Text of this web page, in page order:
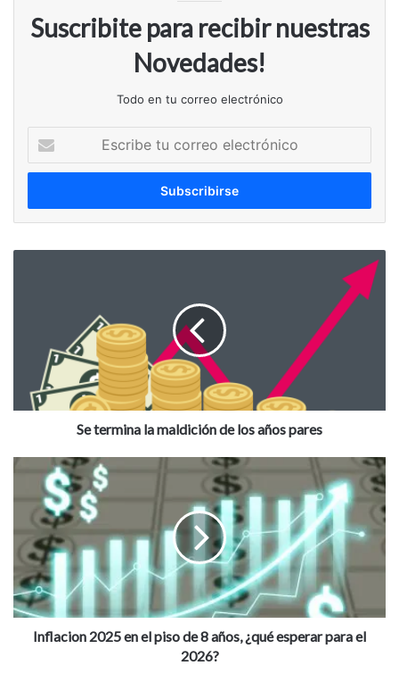
Suscribite para recibir nuestras
Novedades!
Todo en tu correo electrónico
correo
pares
Se termina la maldición de los años pares
Inflacion
piso
de
años,
¿qué
esperar
Inflacion 2025 en el piso de 8 años, ¿qué esperar para el
2026?